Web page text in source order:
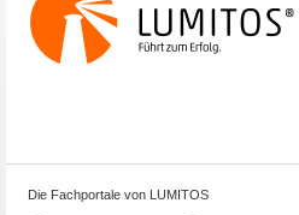
Die Fachportale von LUMITOS